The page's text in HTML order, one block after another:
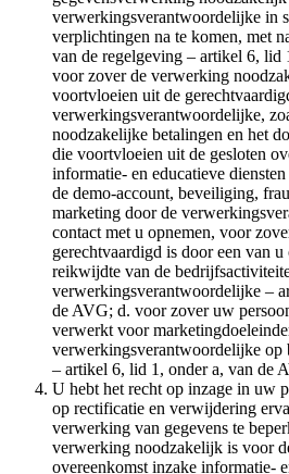
verwerkingsverantwoordelijke in
verplichtingen na te komen, met
van de regelgeving – artikel 6, lid
voor zover de verwerking
voortvloeien uit de
verwerkingsverantwoordelijke,
noodzakelijke betalingen en het
die voortvloeien uit de gesloten
informatie- en educatieve
de demo-account, beveiliging,
marketing door de
contact met u opnemen, voor
gerechtvaardigd is door een van
reikwijdte van de
verwerkingsverantwoordelijke –
de AVG; d. voor zover uw
verwerkt voor
verwerkingsverantwoordelijke op
– artikel 6, lid 1, onder a, van de
U hebt het recht op inzage in uw
op rectificatie en verwijdering
verwerking van gegevens te
verwerking noodzakelijk is voor
overeenkomst inzake informatie-